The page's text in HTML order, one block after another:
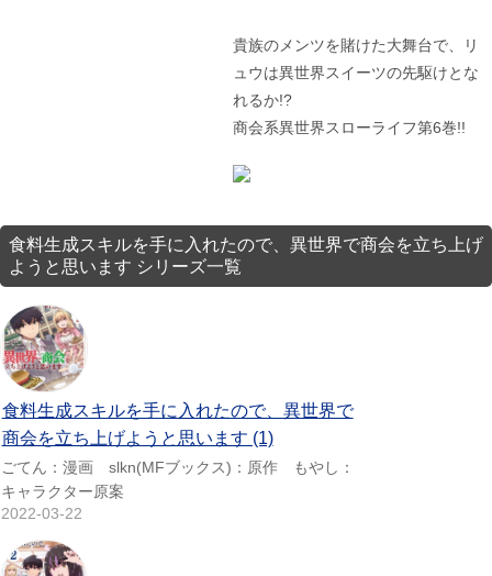
貴族のメンツを賭けた大舞台で、リ
ュウは異世界スイーツの先駆けとな
れるか!?
商会系異世界スローライフ第6巻!!
食料生成スキルを手に入れたので、異世界で商会を立ち上げ
ようと思います シリーズ一覧
食料生成スキルを手に入れたので、異世界で
商会を立ち上げようと思います (1)
ごてん：漫画 slkn(MFブックス)：原作 もやし：
キャラクター原案
2022-03-22